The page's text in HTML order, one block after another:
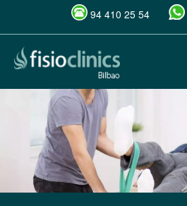
Pasar
contenido
94 410 25 54